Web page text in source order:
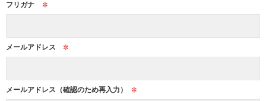
フリガナ
メールアドレス
メールアドレス （確認のため再入力）